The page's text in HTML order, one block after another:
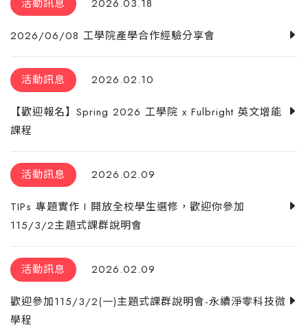
活動訊息 2026.03.18
2026/06/08 工學院產學合作經驗分享會
活動訊息 2026.02.10
【歡迎報名】Spring 2026 工學院 x Fulbright 英文增能
課程
活動訊息 2026.02.09
TIPs 專題實作 I 開放全校學生選修，歡迎你參加
115/3/2主題式課群說明會
活動訊息 2026.02.09
歡迎參加115/3/2(一)主題式課群說明會-永續淨零科技微
學程